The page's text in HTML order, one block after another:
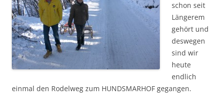
schon seit
Längerem
gehört und
deswegen
sind wir
heute
endlich
einmal den Rodelweg zum HUNDSMARHOF gegangen.